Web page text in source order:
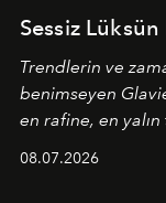
Sessiz Lüksün
Trendlerin ve
benimseyen
en rafine, en
08.07.2026